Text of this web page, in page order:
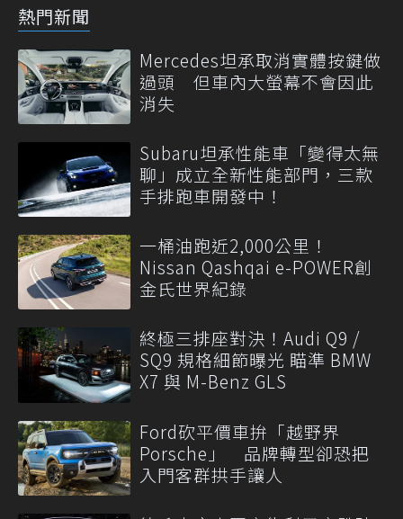
熱門新聞
Mercedes坦承取消實體按鍵做
過頭 但車內大螢幕不會因此
消失
Subaru坦承性能車「變得太無
聊」成立全新性能部門，三款
手排跑車開發中！
一桶油跑近2,000公里！
Nissan Qashqai e-POWER創
金氏世界紀錄
終極三排座對決！Audi Q9 /
SQ9 規格細節曝光 瞄準 BMW
X7 與 M-Benz GLS
Ford砍平價車拚「越野界
Porsche」 品牌轉型卻恐把
入門客群拱手讓人